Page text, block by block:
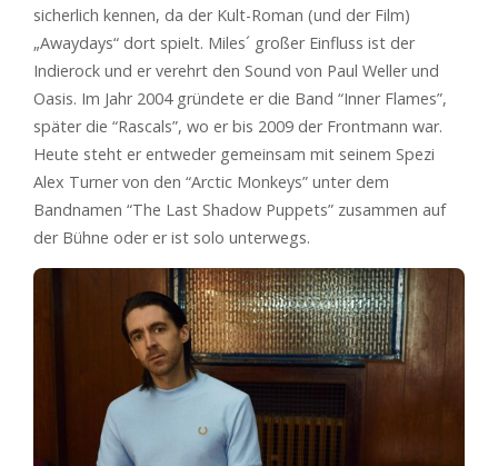
sicherlich kennen, da der Kult-Roman (und der Film)
„Awaydays“ dort spielt. Miles´ großer Einfluss ist der
Indierock und er verehrt den Sound von Paul Weller und
Oasis. Im Jahr 2004 gründete er die Band “Inner Flames”,
später die “Rascals”, wo er bis 2009 der Frontmann war.
Heute steht er entweder gemeinsam mit seinem Spezi
Alex Turner von den “Arctic Monkeys” unter dem
Bandnamen “The Last Shadow Puppets” zusammen auf
der Bühne oder er ist solo unterwegs.